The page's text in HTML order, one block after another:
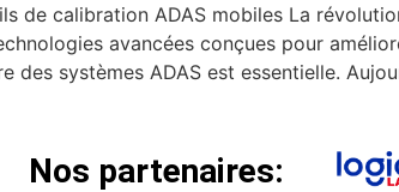
de calibration ADAS mobiles La
avancées conçues pour
des systèmes ADAS est essentielle.
Nos partenaires: